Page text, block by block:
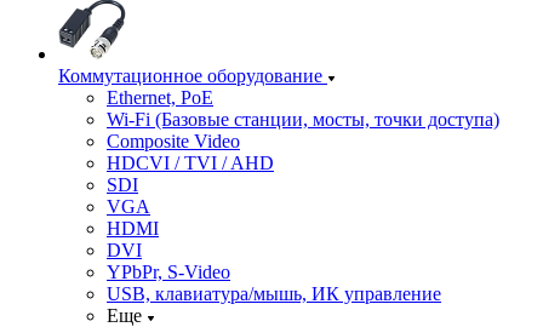
Коммутационное оборудование
Ethernet, PoE
Wi-Fi (Базовые станции, мосты, точки доступа)
Composite Video
HDCVI / TVI / AHD
SDI
VGA
HDMI
DVI
YPbPr, S-Video
USB, клавиатура/мышь, ИК управление
Еще